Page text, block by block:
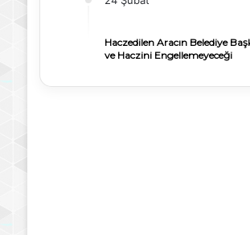
Haczedilen Aracın Belediye
ve Haczini Engellemeyeceği